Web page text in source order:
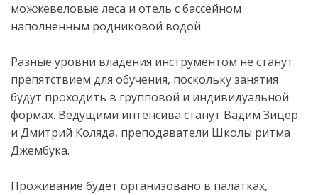
можжевеловые леса и отель с бассейном
наполненным родниковой водой.
Разные уровни владения инструментом не станут
препятствием для обучения, поскольку занятия
будут проходить в групповой и индивидуальной
формах. Ведущими интенсива станут Вадим Зицер
и Дмитрий Коляда, преподаватели Школы ритма
Джембука.
Проживание будет организовано в палатках,